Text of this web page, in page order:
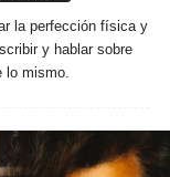
la perfección física y
y hablar sobre
lo mismo.